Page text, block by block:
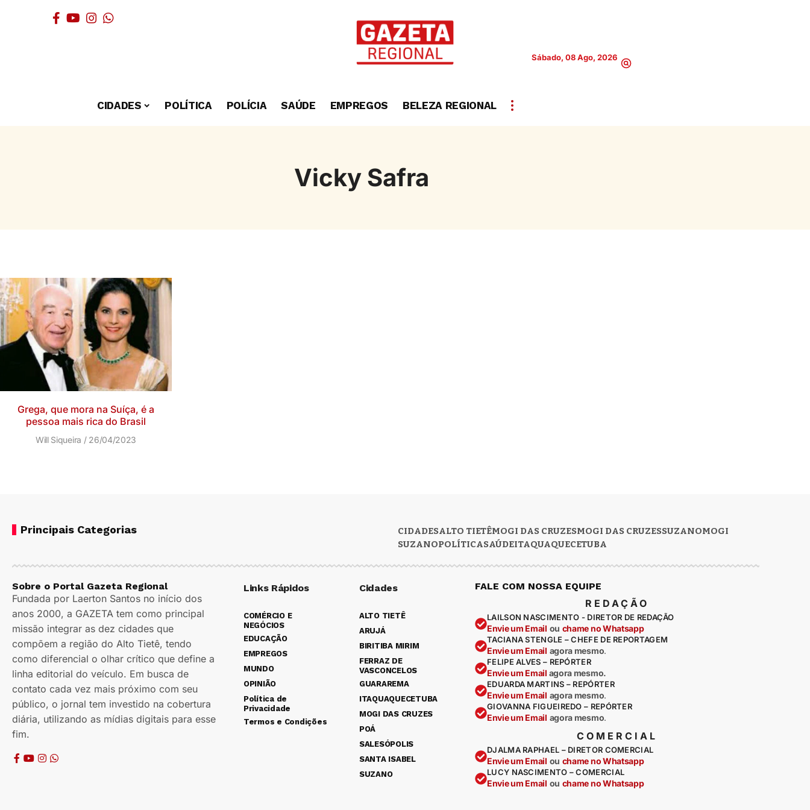
Sábado, 08 Ago, 2026
CIDADES POLÍTICA POLÍCIA SAÚDE EMPREGOS BELEZA REGIONAL
Vicky Safra
Grega, que mora na Suíça, é a
pessoa mais rica do Brasil
Will Siqueira 26/04/2023
Principais Categorias CIDADESALTO TIETÊMOGI DAS CRUZESMOGI DAS CRUZESSUZANOMOGI
SUZANOPOLÍTICASAÚDEITAQUAQUECETUBA
Sobre o Portal Gazeta Regional
Fundada por Laerton Santos no início dos
anos 2000, a GAZETA tem como principal
missão integrar as dez cidades que
compõem a região do Alto Tietê, tendo
como diferencial o olhar crítico que define a
linha editorial do veículo. Em busca de
contato cada vez mais próximo com seu
público, o jornal tem investido na cobertura
diária, utilizando as mídias digitais para esse
fim.
Links Rápidos
COMÉRCIO E
NEGÓCIOS
EDUCAÇÃO
EMPREGOS
MUNDO
OPINIÃO
Política de
Privacidade
Termos e Condições
Cidades
ALTO TIETÊ
ARUJÁ
BIRITIBA MIRIM
FERRAZ DE
VASCONCELOS
GUARAREMA
ITAQUAQUECETUBA
MOGI DAS CRUZES
POÁ
SALESÓPOLIS
SANTA ISABEL
SUZANO
FALE COM NOSSA EQUIPE
REDAÇÃO
LAILSON NASCIMENTO - DIRETOR DE REDAÇÃO
Envie um Email ou chame no Whatsapp
TACIANA STENGLE – CHEFE DE REPORTAGEM
Envie um Email agora mesmo.
FELIPE ALVES – REPÓRTER
Envie um Email agora mesmo.
EDUARDA MARTINS – REPÓRTER
Envie um Email agora mesmo.
GIOVANNA FIGUEIREDO – REPÓRTER
Envie um Email agora mesmo.
COMERCIAL
DJALMA RAPHAEL – DIRETOR COMERCIAL
Envie um Email ou chame no Whatsapp
LUCY NASCIMENTO – COMERCIAL
Envie um Email ou chame no Whatsapp